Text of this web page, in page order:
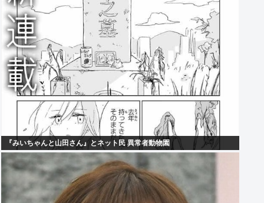
『みいちゃんと山田さん』とネット民 異常者動物園